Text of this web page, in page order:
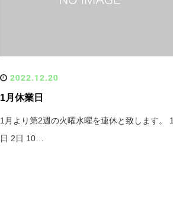
2022.12.20
1月休業日
1月より第2週の火曜水曜を連休と致します。 1
日 2日 10…